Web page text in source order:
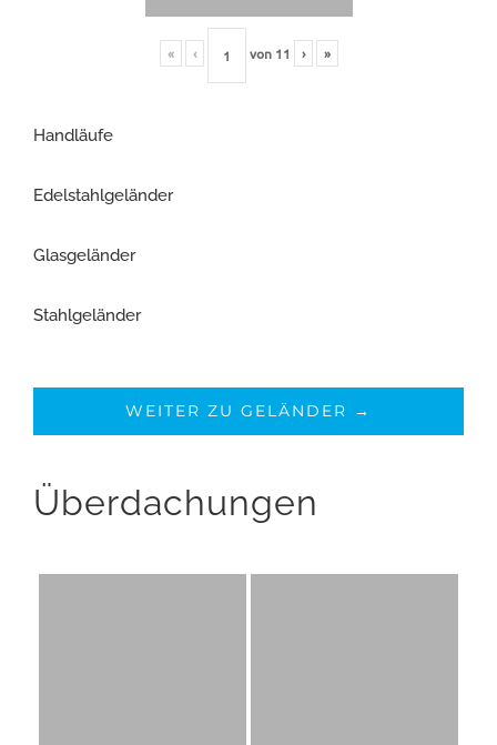
« ‹ von 11 › »
Handläufe
Edelstahlgeländer
Glasgeländer
Stahlgeländer
WEITER ZU GELÄNDER →
Überdachungen